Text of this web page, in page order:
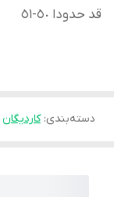
قد حدودا ٥٠-٥١
دسته‌بندی:كارديگان